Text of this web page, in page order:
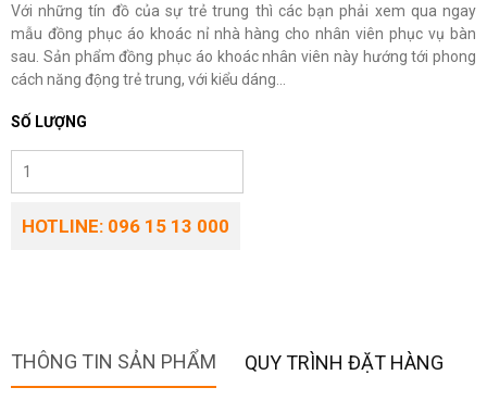
Với những tín đồ của sự trẻ trung thì các bạn phải xem qua ngay
mẫu đồng phục áo khoác nỉ nhà hàng cho nhân viên phục vụ bàn
sau. Sản phẩm đồng phục áo khoác nhân viên này hướng tới phong
cách năng động trẻ trung, với kiểu dáng...
SỐ LƯỢNG
HOTLINE: 096 15 13 000
THÔNG TIN SẢN PHẨM QUY TRÌNH ĐẶT HÀNG